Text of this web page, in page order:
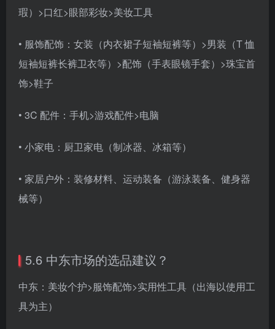
瑕）>口红>眼部彩妆>美妆工具
• 服饰配饰：女装（内衣裙子短袖短裤等）>男装（T 恤
短袖短裤长裤卫衣等）>配饰（手表眼镜手套）>珠宝首
饰>鞋子
• 3C 配件：手机>游戏配件>电脑
• 小家电：厨卫家电（制冰器、冰箱等）
• 家居户外：装修材料、运动装备（游泳装备、健身器
械等）
5.6 中东市场的选品建议？
中东：美妆个护>服饰配饰>实用性工具（出海以使用工
具为主）